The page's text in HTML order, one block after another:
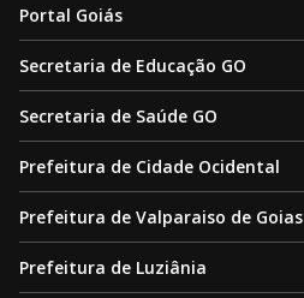
Portal Goiás
Secretaria de Educação GO
Secretaria de Saúde GO
Prefeitura de Cidade Ocidental
Prefeitura de Valparaiso de Goias
Prefeitura de Luziânia